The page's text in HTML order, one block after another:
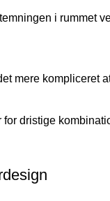
i rummet
mere kompliceret
for dristige